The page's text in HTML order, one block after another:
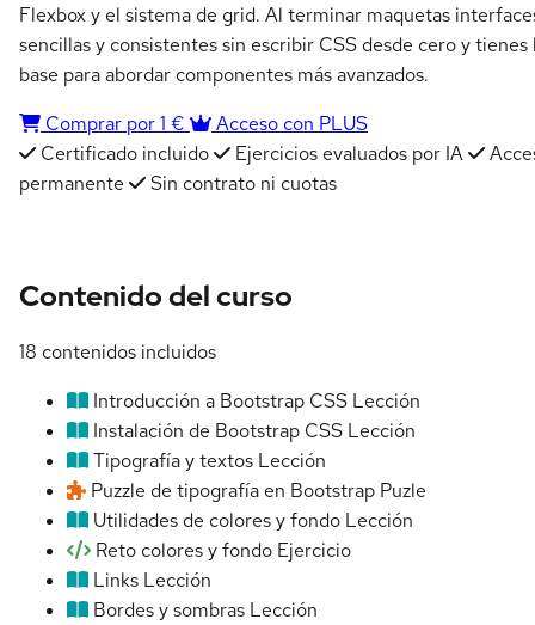
Flexbox y el sistema de grid. Al terminar maquetas
sencillas y consistentes sin escribir CSS desde cero y tienes
base para abordar componentes más avanzados.
Comprar por 1 €
Acceso con PLUS
Certificado incluido
Ejercicios evaluados por IA
permanente
Sin contrato ni cuotas
Contenido del curso
18 contenidos incluidos
Introducción a Bootstrap CSS Lección
Instalación de Bootstrap CSS Lección
Tipografía y textos Lección
Puzzle de tipografía en Bootstrap Puzle
Utilidades de colores y fondo Lección
Reto colores y fondo Ejercicio
Links Lección
Bordes y sombras Lección